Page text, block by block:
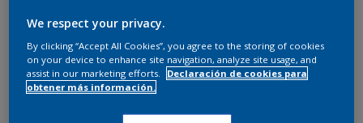
AZUL SLOW
Cambiar de color
Tamaño
930 ML
We respect your privacy.
By clicking “Accept All Cookies”, you agree to the storing of cookies
on your device to enhance site navigation, analyze site usage, and
assist in our marketing efforts.
Declaración de cookies para
obtener más información.